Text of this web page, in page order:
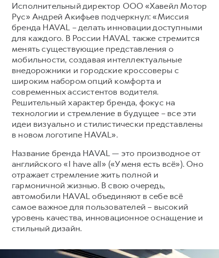
F7
от 2 899 000 ₽
F7X
от 3 599 000 ₽
POER
от 3 449 000 ₽
Кредит
КОРПОРАТИВНЫМ КЛИЕНТАМ
Для малого бизнеса
Корпоративным клиентам
Крупным корпоративным клиентам
Система управления автопарком
Сервис для корпоративных клиентов
HAVAL Лизинг
АКСЕССУАРЫ HAVAL
Автомобильные аксессуары
Коллекция CITY
Коллекция Базовая
Коллекция Детская
ПОДДЕРЖКА
GWM Безопасность
Гарантия HAVAL
Мобильное приложение GWM
Программа «HAVAL Защита+»
Руководства по эксплуатации
АКСЕССУАРЫ HAVAL
Автомобильные аксессуары
Коллекция CITY
Коллекция Базовая
Коллекция Детская
Исполнительный директор ООО «Хавейл Мотор
Рус» Андрей Акифьев подчеркнул: «Миссия
бренда HAVAL – делать инновации доступными
для каждого. В России HAVAL также стремится
менять существующие представления о
мобильности, создавая интеллектуальные
внедорожники и городские кроссоверы с
широким набором опций комфорта и
современных ассистентов водителя.
Решительный характер бренда, фокус на
технологии и стремление в будущее – все эти
идеи визуально и стилистически представлены
в новом логотипе HAVAL».
Название бренда HAVAL — это производное от
английского «I have all» («У меня есть всё»). Оно
отражает стремление жить полной и
гармоничной жизнью. В свою очередь,
автомобили HAVAL объединяют в себе всё
самое важное для пользователей – высокий
уровень качества, инновационное оснащение и
стильный дизайн.